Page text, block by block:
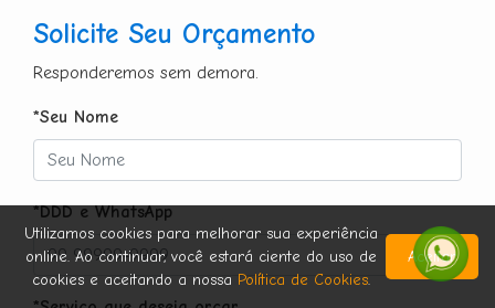
Solicite Seu Orçamento
Responderemos sem demora.
*Seu Nome
*DDD e WhatsApp
Utilizamos cookies para melhorar sua experiência
online. Ao continuar, você estará ciente do uso de
cookies e aceitando a nossa Política de Cookies.
Aceitar